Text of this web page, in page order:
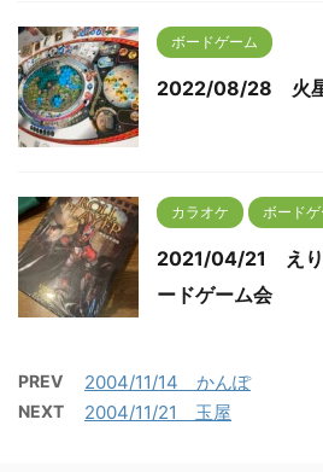
ボードゲーム
2022/08/28 火
カラオケ ボードゲ
2021/04/21 えり
ードゲーム会
PREV 2004/11/14 かんぽ
NEXT 2004/11/21 玉屋